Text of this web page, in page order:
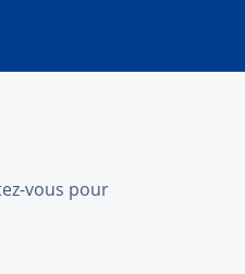
vous pour